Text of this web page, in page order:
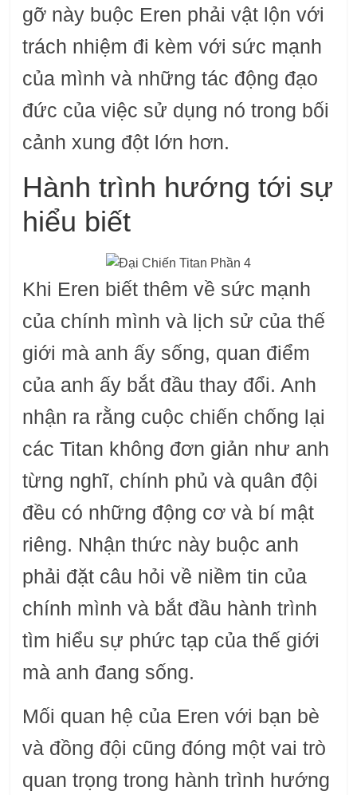
gỡ này buộc Eren phải vật lộn với
trách nhiệm đi kèm với sức mạnh
của mình và những tác động đạo
đức của việc sử dụng nó trong bối
cảnh xung đột lớn hơn.
Hành trình hướng tới sự
hiểu biết
Khi Eren biết thêm về sức mạnh
của chính mình và lịch sử của thế
giới mà anh ấy sống, quan điểm
của anh ấy bắt đầu thay đổi. Anh
nhận ra rằng cuộc chiến chống lại
các Titan không đơn giản như anh
từng nghĩ, chính phủ và quân đội
đều có những động cơ và bí mật
riêng. Nhận thức này buộc anh
phải đặt câu hỏi về niềm tin của
chính mình và bắt đầu hành trình
tìm hiểu sự phức tạp của thế giới
mà anh đang sống.
Mối quan hệ của Eren với bạn bè
và đồng đội cũng đóng một vai trò
quan trọng trong hành trình hướng